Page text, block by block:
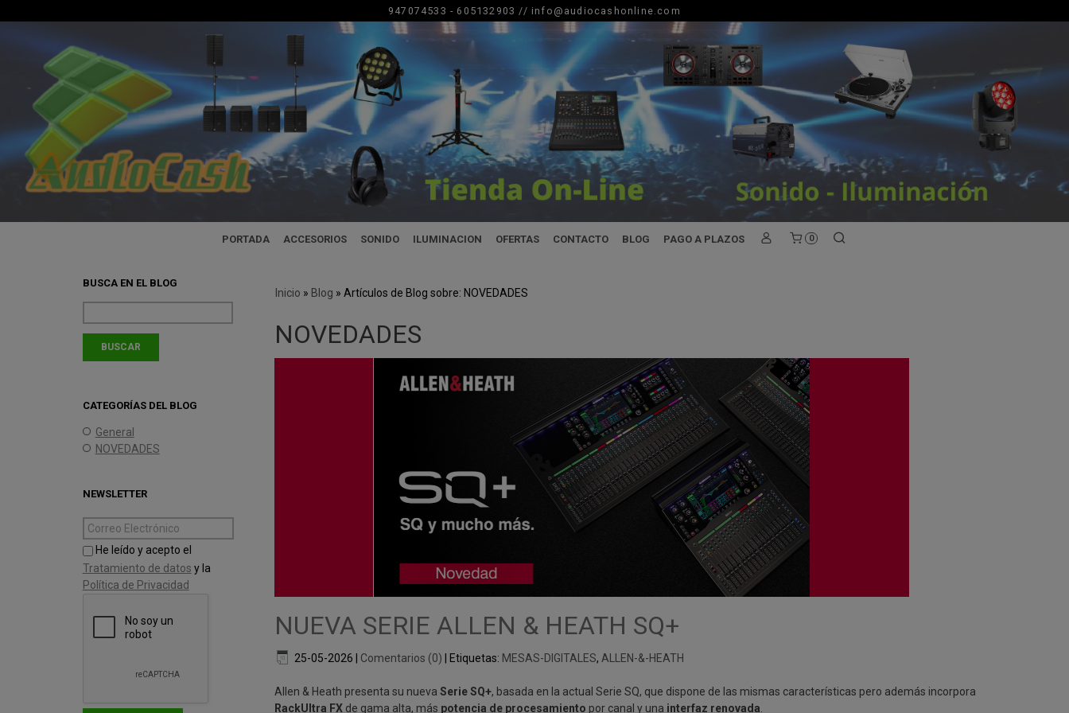
947074533 - 605132903 // info@audiocashonline.com
PORTADA ACCESORIOS SONIDO ILUMINACION OFERTAS CONTACTO BLOG PAGO A PLAZOS 0
BUSCA EN EL BLOG
CATEGORÍAS DEL BLOG
General
NOVEDADES
NEWSLETTER
He leído y acepto el
Tratamiento de datos y la
Política de Privacidad
Inicio » Blog » Artículos de Blog sobre: NOVEDADES
NOVEDADES
NUEVA SERIE ALLEN & HEATH SQ+
25-05-2026 Comentarios (0) Etiquetas: MESAS-DIGITALES, ALLEN-&-HEATH
Allen & Heath presenta su nueva Serie SQ+, basada en la actual Serie SQ, que dispone de las mismas características pero además incorpora
RackUltra FXde gama alta, más potencia de procesamiento por canal y una interfaz renovada